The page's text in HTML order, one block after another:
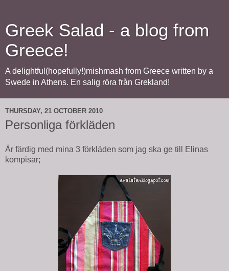
Greek Salad - a blog from
Greece!
A delightful(hopefully!)mishmash from Greece written by a
Swede in Athens. En salig röra från Grekland!
THURSDAY, 21 OCTOBER 2010
Personliga förkläden
Är färdig med mina 3 förkläden som jag ska ge till Elinas
kompisar;